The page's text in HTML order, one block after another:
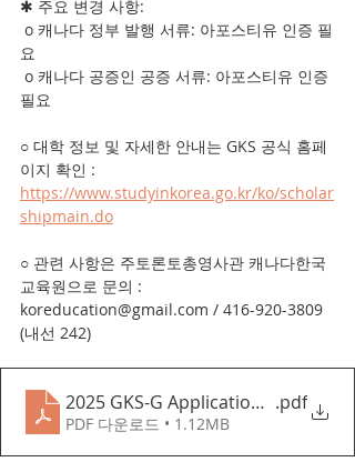
✱︎ 주요 변경 사항:
요
필요
○ 대학 정보 및 자세한 안내는 GKS 공식 홈페
이지 확인 :
https://www.studyinkorea.go.kr/ko/scholar
shipmain.do
○ 관련 사항은 주토론토총영사관 캐나다한국
교육원으로 문의 :
koreducation@gmail.com / 416-920-3809
(내선 242)
2025 GKS-G Application Guidelines
.pdf
PDF 다운로드 • 1.12MB